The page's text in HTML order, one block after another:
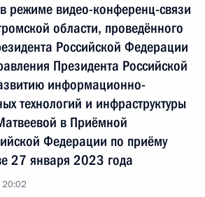
режиме видео-конференц-связи
области, проведённого
Российской Федерации
Президента Российской
информационно-
технологий и инфраструктуры
в Приёмной
Федерации по приёму
27 января 2023 года
20:02